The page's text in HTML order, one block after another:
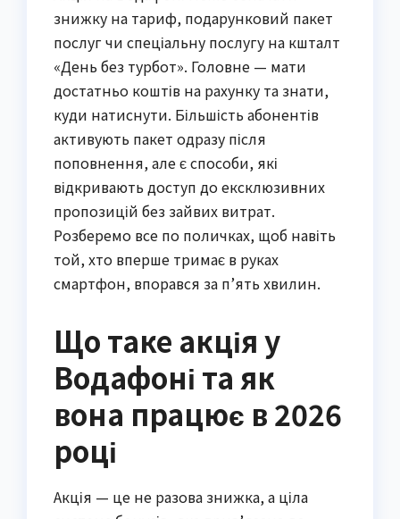
знижку на тариф, подарунковий пакет
послуг чи спеціальну послугу на кшталт
«День без турбот». Головне — мати
достатньо коштів на рахунку та знати,
куди натиснути. Більшість абонентів
активують пакет одразу після
поповнення, але є способи, які
відкривають доступ до ексклюзивних
пропозицій без зайвих витрат.
Розберемо все по поличках, щоб навіть
той, хто вперше тримає в руках
смартфон, впорався за п’ять хвилин.
Що таке акція у
Водафоні та як
вона працює в 2026
році
Акція — це не разова знижка, а ціла